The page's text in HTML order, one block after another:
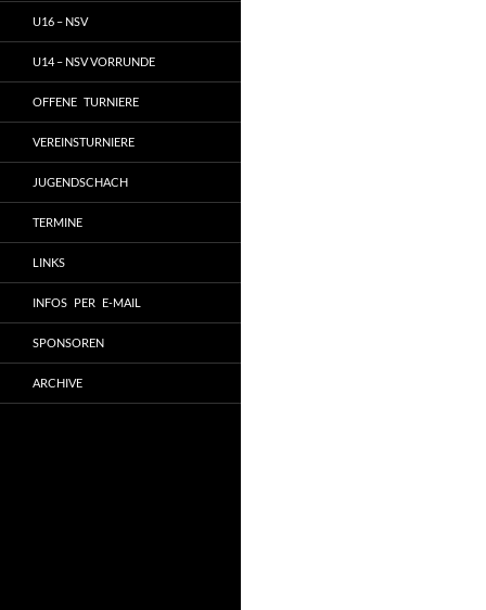
U16 – NSV
U14 – NSV VORRUNDE
OFFENE TURNIERE
VEREINSTURNIERE
JUGENDSCHACH
TERMINE
LINKS
INFOS PER E-MAIL
SPONSOREN
ARCHIVE